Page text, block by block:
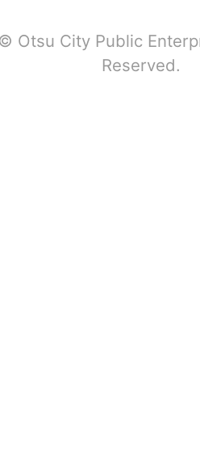
Otsu City Public
Reserved.